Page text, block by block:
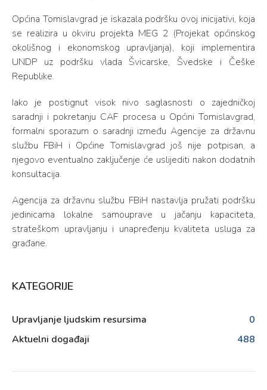
Općina Tomislavgrad je iskazala podršku ovoj inicijativi, koja
se realizira u okviru projekta MEG 2 (Projekat općinskog
okolišnog i ekonomskog upravljanja), koji implementira
UNDP uz podršku vlada Švicarske, Švedske i Češke
Republike.
Iako je postignut visok nivo saglasnosti o zajedničkoj
saradnji i pokretanju CAF procesa u Općini Tomislavgrad,
formalni sporazum o saradnji između Agencije za državnu
službu FBiH i Općine Tomislavgrad još nije potpisan, a
njegovo eventualno zaključenje će uslijediti nakon dodatnih
konsultacija.
Agencija za državnu službu FBiH nastavlja pružati podršku
jedinicama lokalne samouprave u jačanju kapaciteta,
strateškom upravljanju i unapređenju kvaliteta usluga za
građane.
KATEGORIJE
Upravljanje ljudskim resursima
0
Aktuelni događaji
488